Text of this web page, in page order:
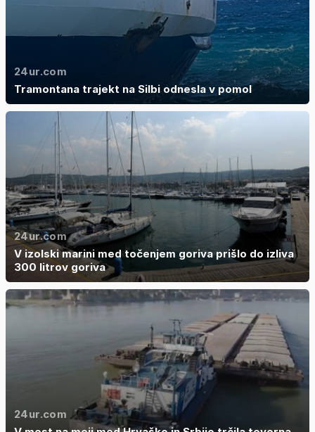
24ur.com
Tramontana trajekt na Silbi odnesla v pomol
24ur.com
V izolski marini med točenjem goriva prišlo do izliva
300 litrov goriva
24ur.com